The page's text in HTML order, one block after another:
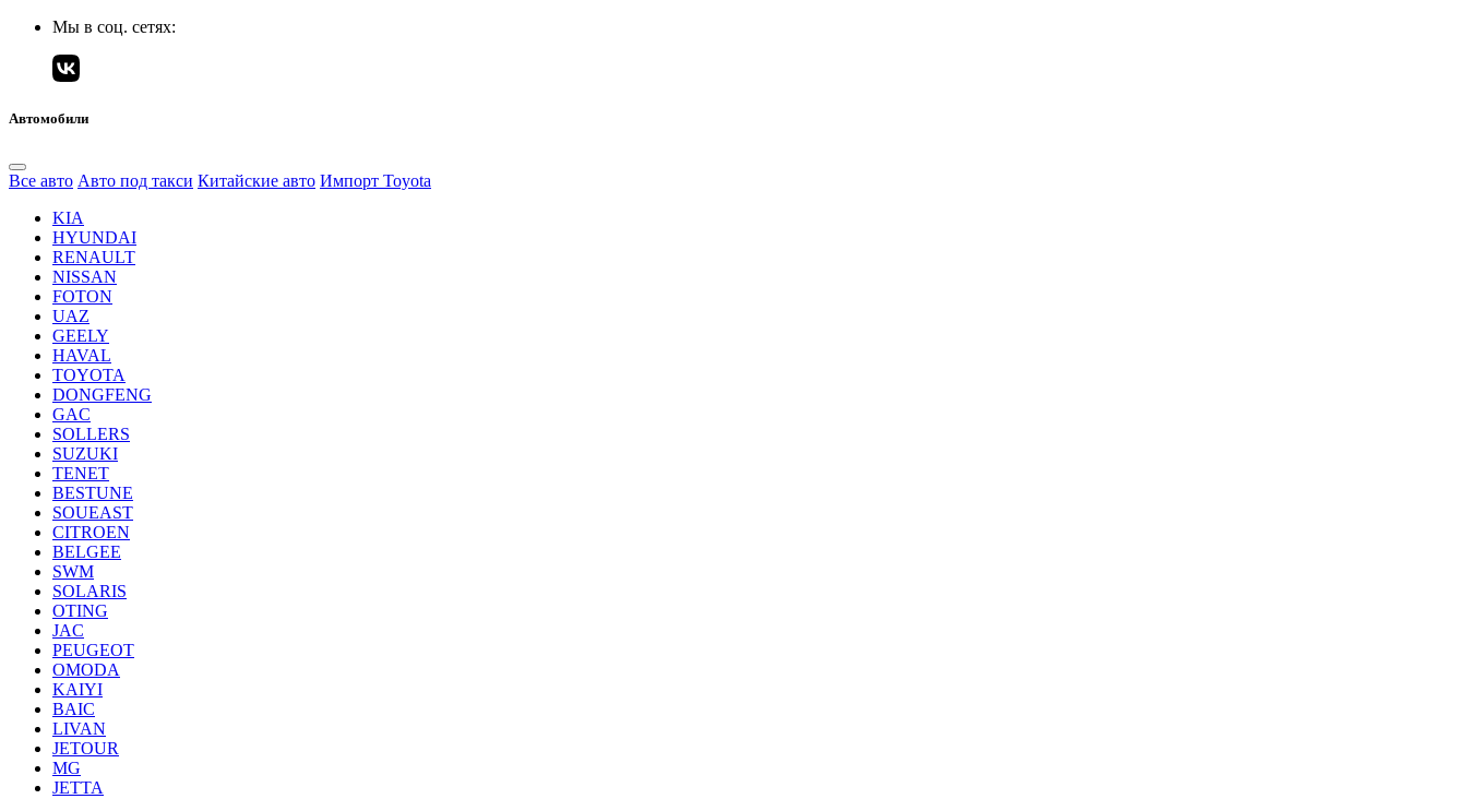
Мы в соц. сетях:
Автомобили
Все авто Авто под такси Китайские авто Импорт Toyota
KIA
HYUNDAI
RENAULT
NISSAN
FOTON
UAZ
GEELY
HAVAL
TOYOTA
DONGFENG
GAC
SOLLERS
SUZUKI
TENET
BESTUNE
SOUEAST
CITROEN
BELGEE
SWM
SOLARIS
OTING
JAC
PEUGEOT
OMODA
KAIYI
BAIC
LIVAN
JETOUR
MG
JETTA